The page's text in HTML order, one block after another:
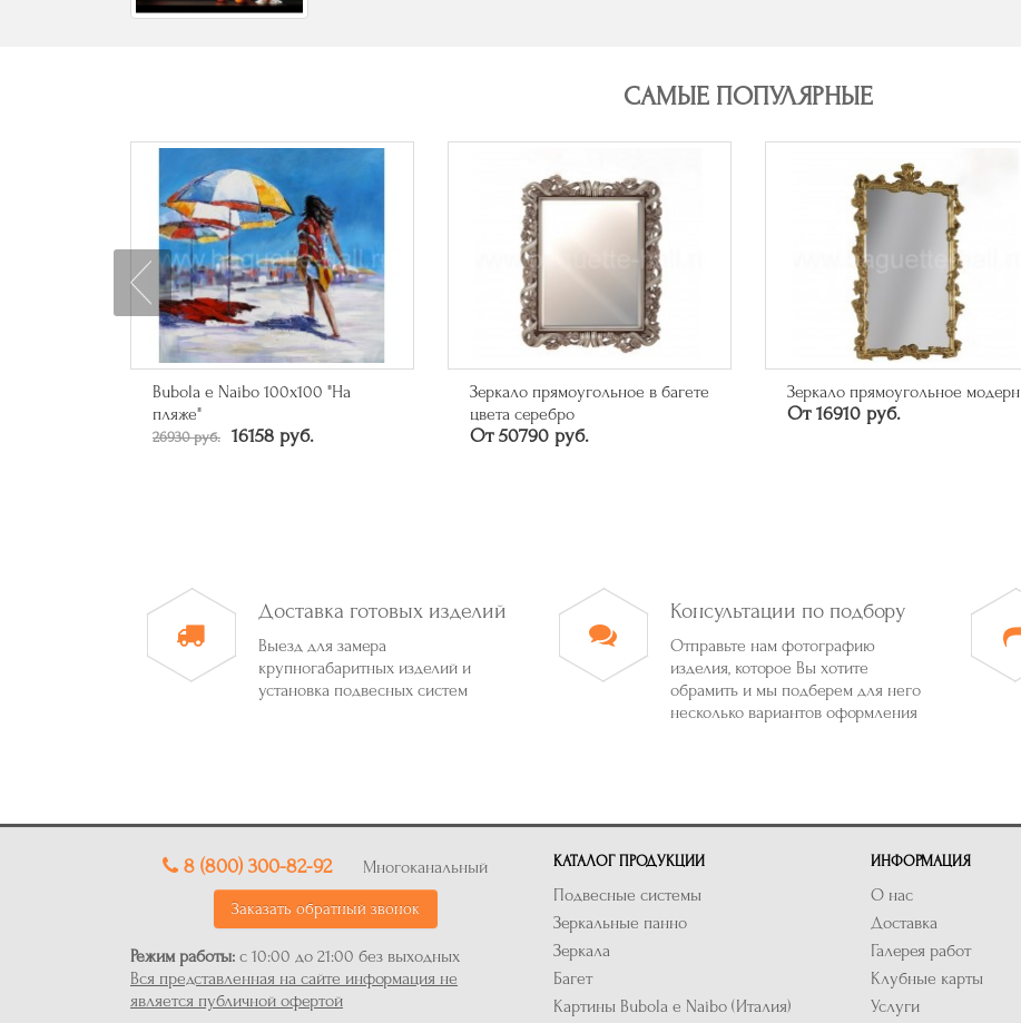
САМЫЕ ПОПУЛЯРНЫЕ
Bubola e Naibo 100х100 "На
пляже"
26930 руб. 16158 руб.
Зеркало прямоугольное в багете
цвета серебро
От 50790 руб.
Зеркало прямоугольное модерн
От 16910 руб.
Доставка готовых изделий
Выезд для замера
крупногабаритных изделий и
установка подвесных систем
Консультации по подбору
Отправьте нам фотографию
изделия, которое Вы хотите
обрамить и мы подберем для него
несколько вариантов оформления
8 (800) 300-82-92 Многоканальный
Заказать обратный звонок
Режим работы: с 10:00 до 21:00 без выходных
Вся представленная на сайте информация не
является публичной офертой
КАТАЛОГ ПРОДУКЦИИ
Подвесные системы
Зеркальные панно
Зеркала
Багет
Картины Bubola e Naibo (Италия)
ИНФОРМАЦИЯ
О нас
Доставка
Галерея работ
Клубные карты
Услуги